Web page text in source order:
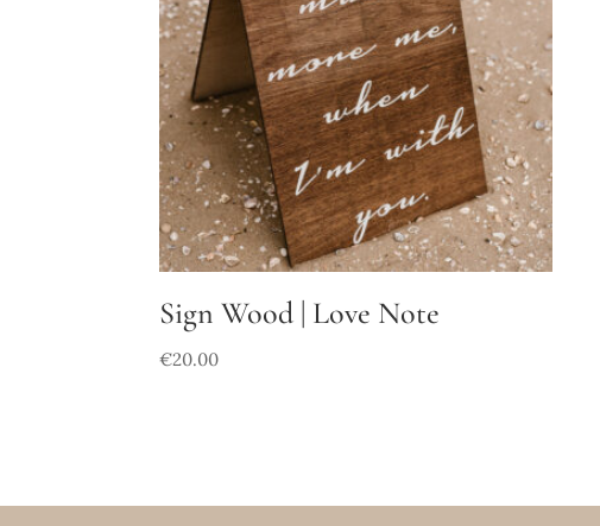
Sign Wood | Love Note
€20.00